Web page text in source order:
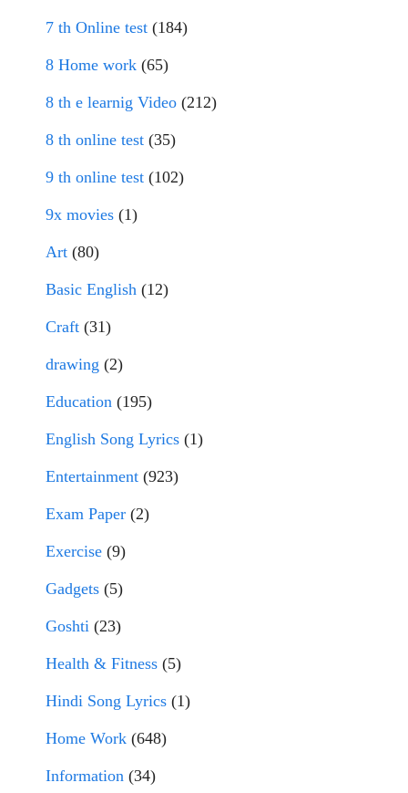
7 th Online test (184)
8 Home work (65)
8 th e learnig Video (212)
8 th online test (35)
9 th online test (102)
9x movies (1)
Art (80)
Basic English (12)
Craft (31)
drawing (2)
Education (195)
English Song Lyrics (1)
Entertainment (923)
Exam Paper (2)
Exercise (9)
Gadgets (5)
Goshti (23)
Health & Fitness (5)
Hindi Song Lyrics (1)
Home Work (648)
Information (34)